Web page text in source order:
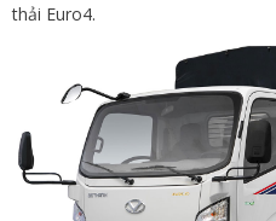
thải Euro4.